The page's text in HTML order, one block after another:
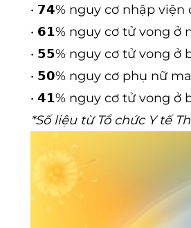
• 𝟳𝟰% nguy cơ nhập viện
• 𝟲𝟭% nguy cơ tử vong ở
• 𝟱𝟱% nguy cơ tử vong ở
• 𝟱𝟬% nguy cơ phụ nữ
• 𝟰𝟭% nguy cơ tử vong
*Số liệu từ Tổ chức Y tế